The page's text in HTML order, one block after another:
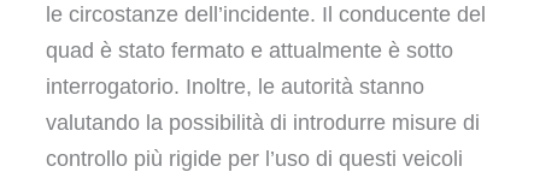
le circostanze dell’incidente. Il conducente del
quad è stato fermato e attualmente è sotto
interrogatorio. Inoltre, le autorità stanno
valutando la possibilità di introdurre misure di
controllo più rigide per l’uso di questi veicoli